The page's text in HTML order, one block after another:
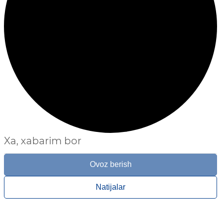
Xa, xabarim bor
Ovoz berish
Natijalar